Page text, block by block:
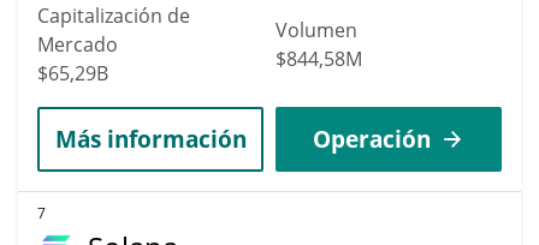
Capitalización de
Mercado
$65,29B
Volumen
$844,58M
Más información Operación
7